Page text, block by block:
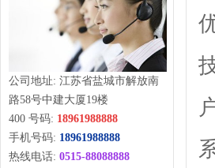
公司地址: 江苏省盐城市解放南
路58号中建大厦19楼
400 号码: 18961988888
手机号码: 18961988888
热线电话: 0515-88088888